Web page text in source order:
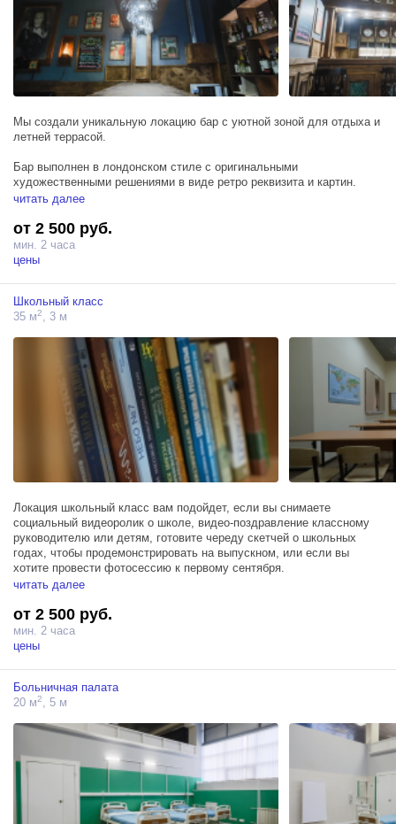
Мы создали уникальную локацию бар с уютной зоной для отдыха и
летней террасой.
Бар выполнен в лондонском стиле с оригинальными
художественными решениями в виде ретро реквизита и картин.
Из бара через комнату с пианинно можно выйти на террасу.
На террасе барная стойка , раковина с подачей воды, 4 барных
стула, 7 столов, стулья, сидения с подушками, декоративная
зелень, яркая подсветка, меняющая цвета, звуковое оборудование,
Вместимость 60-80 человек.
Можно шуметь после 00:00
читать далее
от 2 500 руб.
мин. 2 часа
цены
Школьный класс
35 м2 , 3 м
Локация школьный класс вам подойдет, если вы снимаете
социальный видеоролик о школе, видео-поздравление классному
руководителю или детям, готовите череду скетчей о школьных
годах, чтобы продемонстрировать на выпускном, или если вы
хотите провести фотосессию к первому сентября.
для проведения занятий или мастер-классов.
И это еще не всё. К локации школьный класс можно арендовать
коричневые двери. На стенах вывески, характерные для локации
школьный коридор. На дверях таблички, которые можно менять под
разные задачи.
читать далее
от 2 500 руб.
мин. 2 часа
цены
Больничная палата
20 м2 , 5 м